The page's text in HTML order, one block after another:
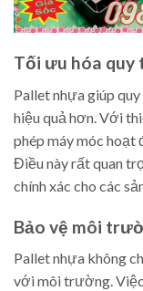
Tối ưu hóa
Pallet nhựa giúp
hiệu quả hơn. Với
phép máy móc hoạt
Điều này rất quan
chính xác cho các
Bảo vệ môi
Pallet nhựa không
với môi trường.